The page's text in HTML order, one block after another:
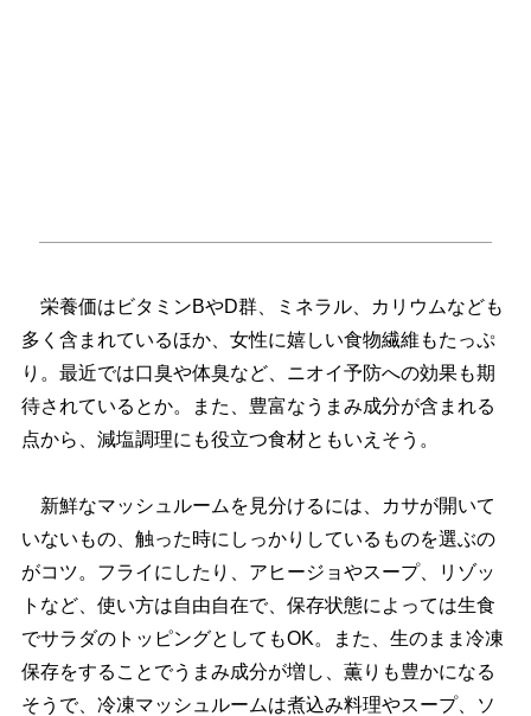
栄養価はビタミンBやD群、ミネラル、カリウムなども
多く含まれているほか、女性に嬉しい食物繊維もたっぷ
り。最近では口臭や体臭など、ニオイ予防への効果も期
待されているとか。また、豊富なうまみ成分が含まれる
点から、減塩調理にも役立つ食材ともいえそう。
新鮮なマッシュルームを見分けるには、カサが開いて
いないもの、触った時にしっかりしているものを選ぶの
がコツ。フライにしたり、アヒージョやスープ、リゾッ
トなど、使い方は自由自在で、保存状態によっては生食
でサラダのトッピングとしてもOK。また、生のまま冷凍
保存をすることでうまみ成分が増し、薫りも豊かになる
そうで、冷凍マッシュルームは煮込み料理やスープ、ソ